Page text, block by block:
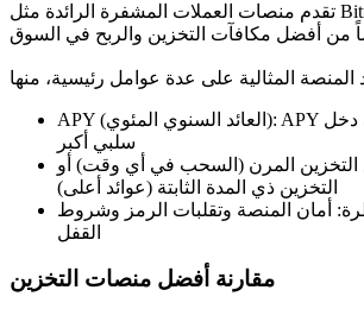
تقدم منصات العملات المشفرة الرائدة مثل Bitrue وBinance وBybit
APY (العائد السنوي المئوي): APY الأعلى يعني إمكانية دخل
سلبي أكبر
التخزين المرن (السحب في أي وقت) أو
التخزين ذي المدة الثابتة (عوائد أعلى)
أمان المنصة وتقلبات الرمز وشروط
القفل
مقارنة أفضل منصات التخزين